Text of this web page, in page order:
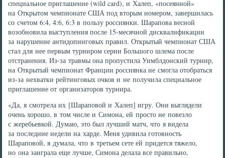
специальное приглашение (wild card), и Халеп, «посеянной»
на Открытом чемпионате США под вторым номером, завершилась
со счетом 6:4, 4:6, 6:3 в пользу россиянки. Шарапова весной
возобновила выступления после 15-месячной дисквалификации
за нарушение антидопинговых правил. Открытый чемпионат США
стал для нее первым турниром серии Большого шлема после
отстранения. Из-за травмы она пропустила Уимблдонский турнир,
на Открытый чемпионат Франции россиянка не смогла отобраться
из-за нехватки рейтинговых очков и не получила специальное
приглашение от организаторов турнира.
«Да, я смотрела их [Шараповой и Халеп] игру. Они выглядели
очень хорошо, в том числе и Симона, ей просто не повезло
с жеребьевкой. Думаю, это был лучший матч, что я видела
за последние недели на харде. Меня удивила готовность
Шараповой, я думала, что в третьем сете ей придется тяжело,
но она заиграла еще лучше, Симона делала все правильно,